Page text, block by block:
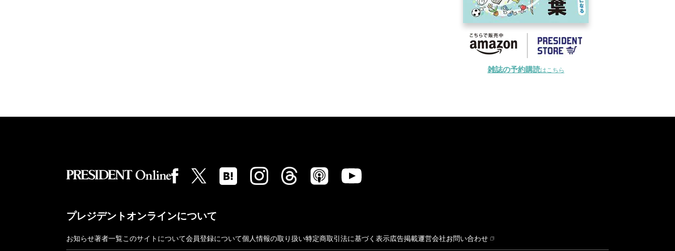
雑誌の予約購読はこちら
プレジデントオンラインについて
お知らせ著者一覧このサイトについて会員登録について個人情報の取り扱い特定商取引法に基づく表示広告掲載運営会社お問い合わせ